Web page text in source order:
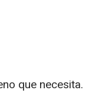
que necesita.